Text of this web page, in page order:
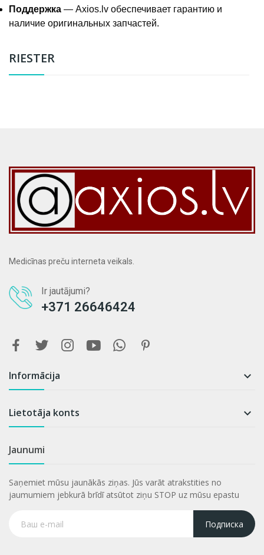
RIESTER
Поддержка — Axios.lv обеспечивает гарантию и
наличие оригинальных запчастей.
Medicīnas preču interneta veikals.
Ir jautājumi?
+371 26646424
Informācija 
Lietotāja konts 
Jaunumi
Saņemiet mūsu jaunākās ziņas. Jūs varāt atrakstities no
jaumumiem jebkurā brīdī atsūtot ziņu STOP uz mūsu epastu
Подписка